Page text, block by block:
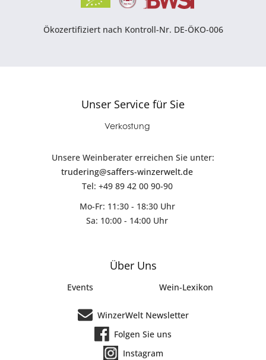
Ökozertifiziert nach Kontroll-Nr. DE-ÖKO-006
Unser Service für Sie
Verkostung
Unsere Weinberater erreichen Sie unter:
trudering@saffers-winzerwelt.de
Tel: +49 89 42 00 90-90
Mo-Fr: 11:30 - 18:30 Uhr
Sa: 10:00 - 14:00 Uhr
Über Uns
Events Wein-Lexikon
WinzerWelt Newsletter
Folgen Sie uns
Instagram